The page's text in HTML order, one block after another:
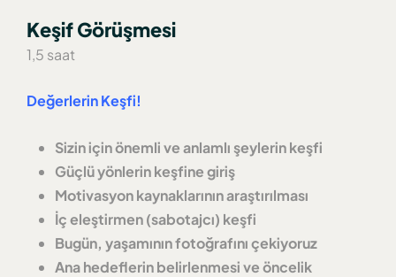
Keşif Görüşmesi
1,5 saat
Değerlerin Keşfi!
Sizin için önemli ve anlamlı şeylerin keşfi
Güçlü yönlerin keşfine giriş
Motivasyon kaynaklarının araştırılması
İç eleştirmen (sabotajcı) keşfi
Bugün, yaşamının fotoğrafını çekiyoruz
Ana hedeflerin belirlenmesi ve öncelik